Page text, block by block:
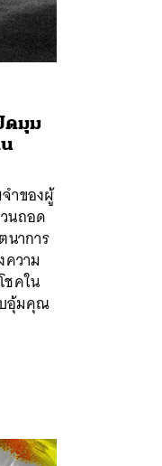
ดมุม
ำของผู้
นถอด
นาการ
วาม
ชคใน
อุ้มคุณ